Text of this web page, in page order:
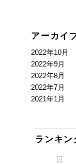
アーカイ
2022年10月
2022年9月
2022年8月
2022年7月
2021年1月
ランキン
日